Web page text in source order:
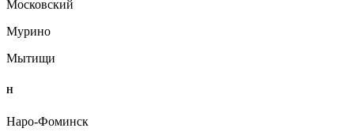
Московский
Мурино
Мытищи
Н
Наро-Фоминск